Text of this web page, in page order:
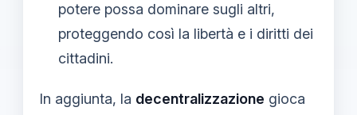
potere possa dominare sugli altri,
proteggendo così la libertà e i diritti dei
cittadini.
In aggiunta, la decentralizzazione gioca